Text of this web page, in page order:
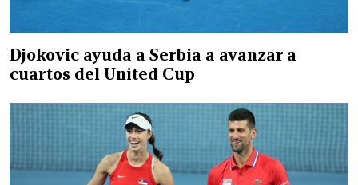
Djokovic ayuda a Serbia a avanzar a
cuartos del United Cup